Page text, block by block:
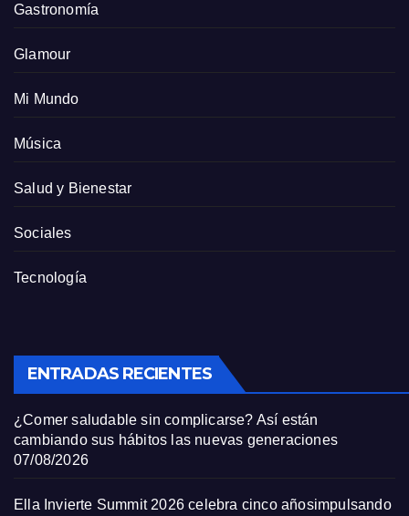
Gastronomía
Glamour
Mi Mundo
Música
Salud y Bienestar
Sociales
Tecnología
ENTRADAS RECIENTES
¿Comer saludable sin complicarse? Así están
cambiando sus hábitos las nuevas generaciones
07/08/2026
Ella Invierte Summit 2026 celebra cinco añosimpulsando